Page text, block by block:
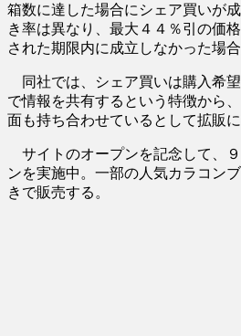
箱数に達した場合にシェア買いが
き率は異なり、最大４４％引の価
された期限内に成立しなかった場
同社では、シェア買いは購入希
で情報を共有するという特徴から
面も持ち合わせているとして拡販に
サイトのオープンを記念して、
ンを実施中。一部の人気カラコン
きで販売する。